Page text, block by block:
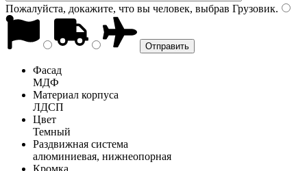
Пожалуйста, докажите, что вы человек, выбрав Грузовик.
Фасад
МДФ
Материал корпуса
ЛДСП
Цвет
Темный
Раздвижная система
алюминиевая, нижнеопорная
Кромка